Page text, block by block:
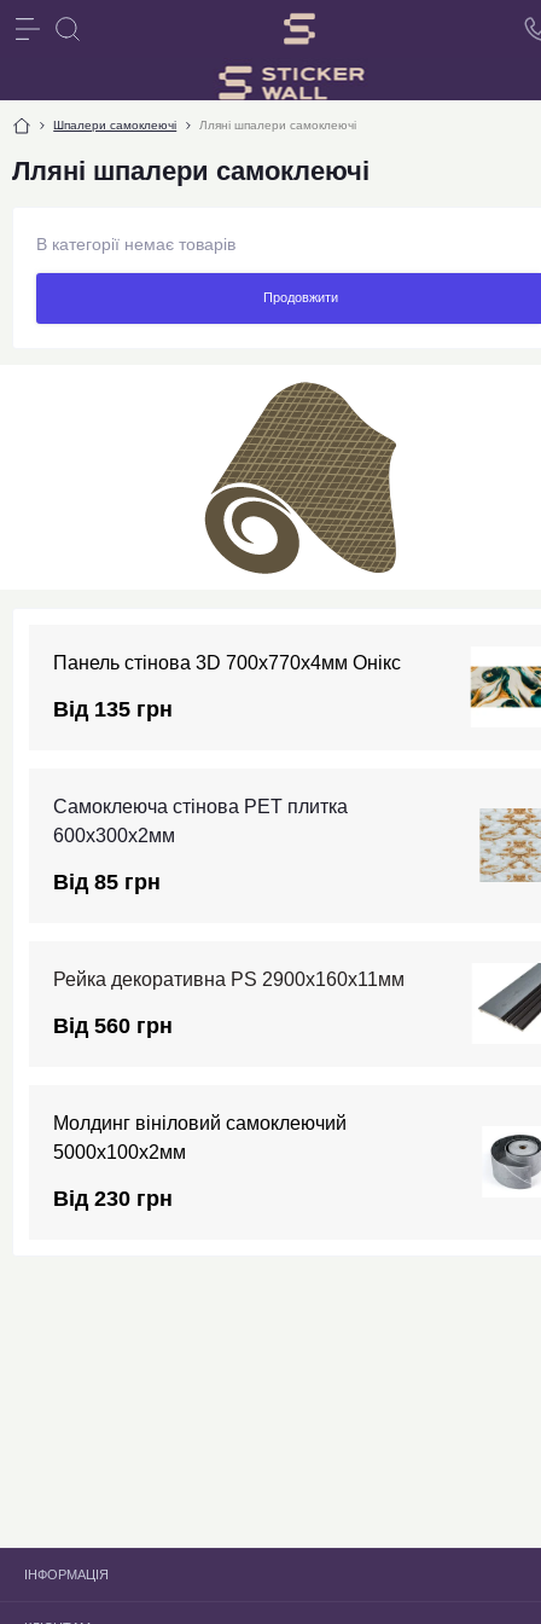
Шпалери самоклеючі Лляні шпалери самоклеючі
Лляні шпалери самоклеючі
В категорії немає товарів
Продовжити
Панель стінова 3D 700х770х4мм Онікс
Від 135 грн
Самоклеюча стінова PET плитка
600х300х2мм
Від 85 грн
Рейка декоративна PS 2900х160х11мм
Від 560 грн
Молдинг вініловий самоклеючий
5000х100х2мм
Від 230 грн
ІНФОРМАЦІЯ